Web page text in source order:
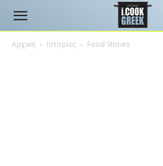
Αρχική Ιστορίες Food Stories